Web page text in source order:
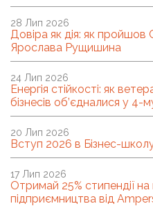
Довіра як дія: як пройшов
Ярослава Рущишина
28 Лип 2026
Енергія стійкості: як
бізнесів об’єдналися у 4-
24 Лип 2026
Вступ 2026 в Бізнес-
20 Лип 2026
Отримай 25% стипендії на
підприємництва від
17 Лип 2026